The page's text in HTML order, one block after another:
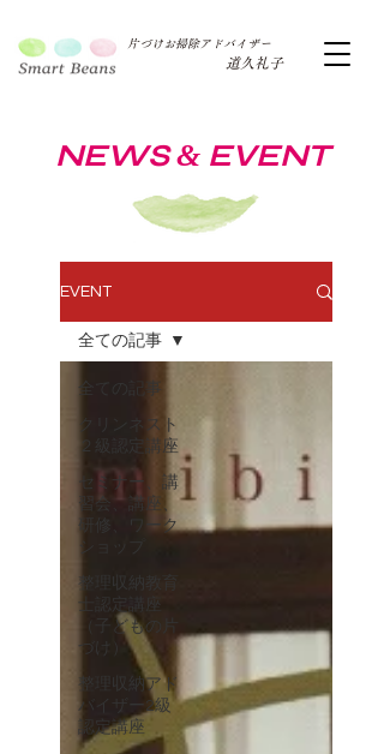
片づけお掃除アドバイザー
道久礼子
NEWS&EVENT
EVENT
全ての記事
クリンネスト
２級認定講座
セミナー、講
習会、講座、
研修、ワーク
ショップ
整理収納教育
士認定講座
（子どもの片
づけ）
整理収納アド
バイザー2級
認定講座
全ての記事